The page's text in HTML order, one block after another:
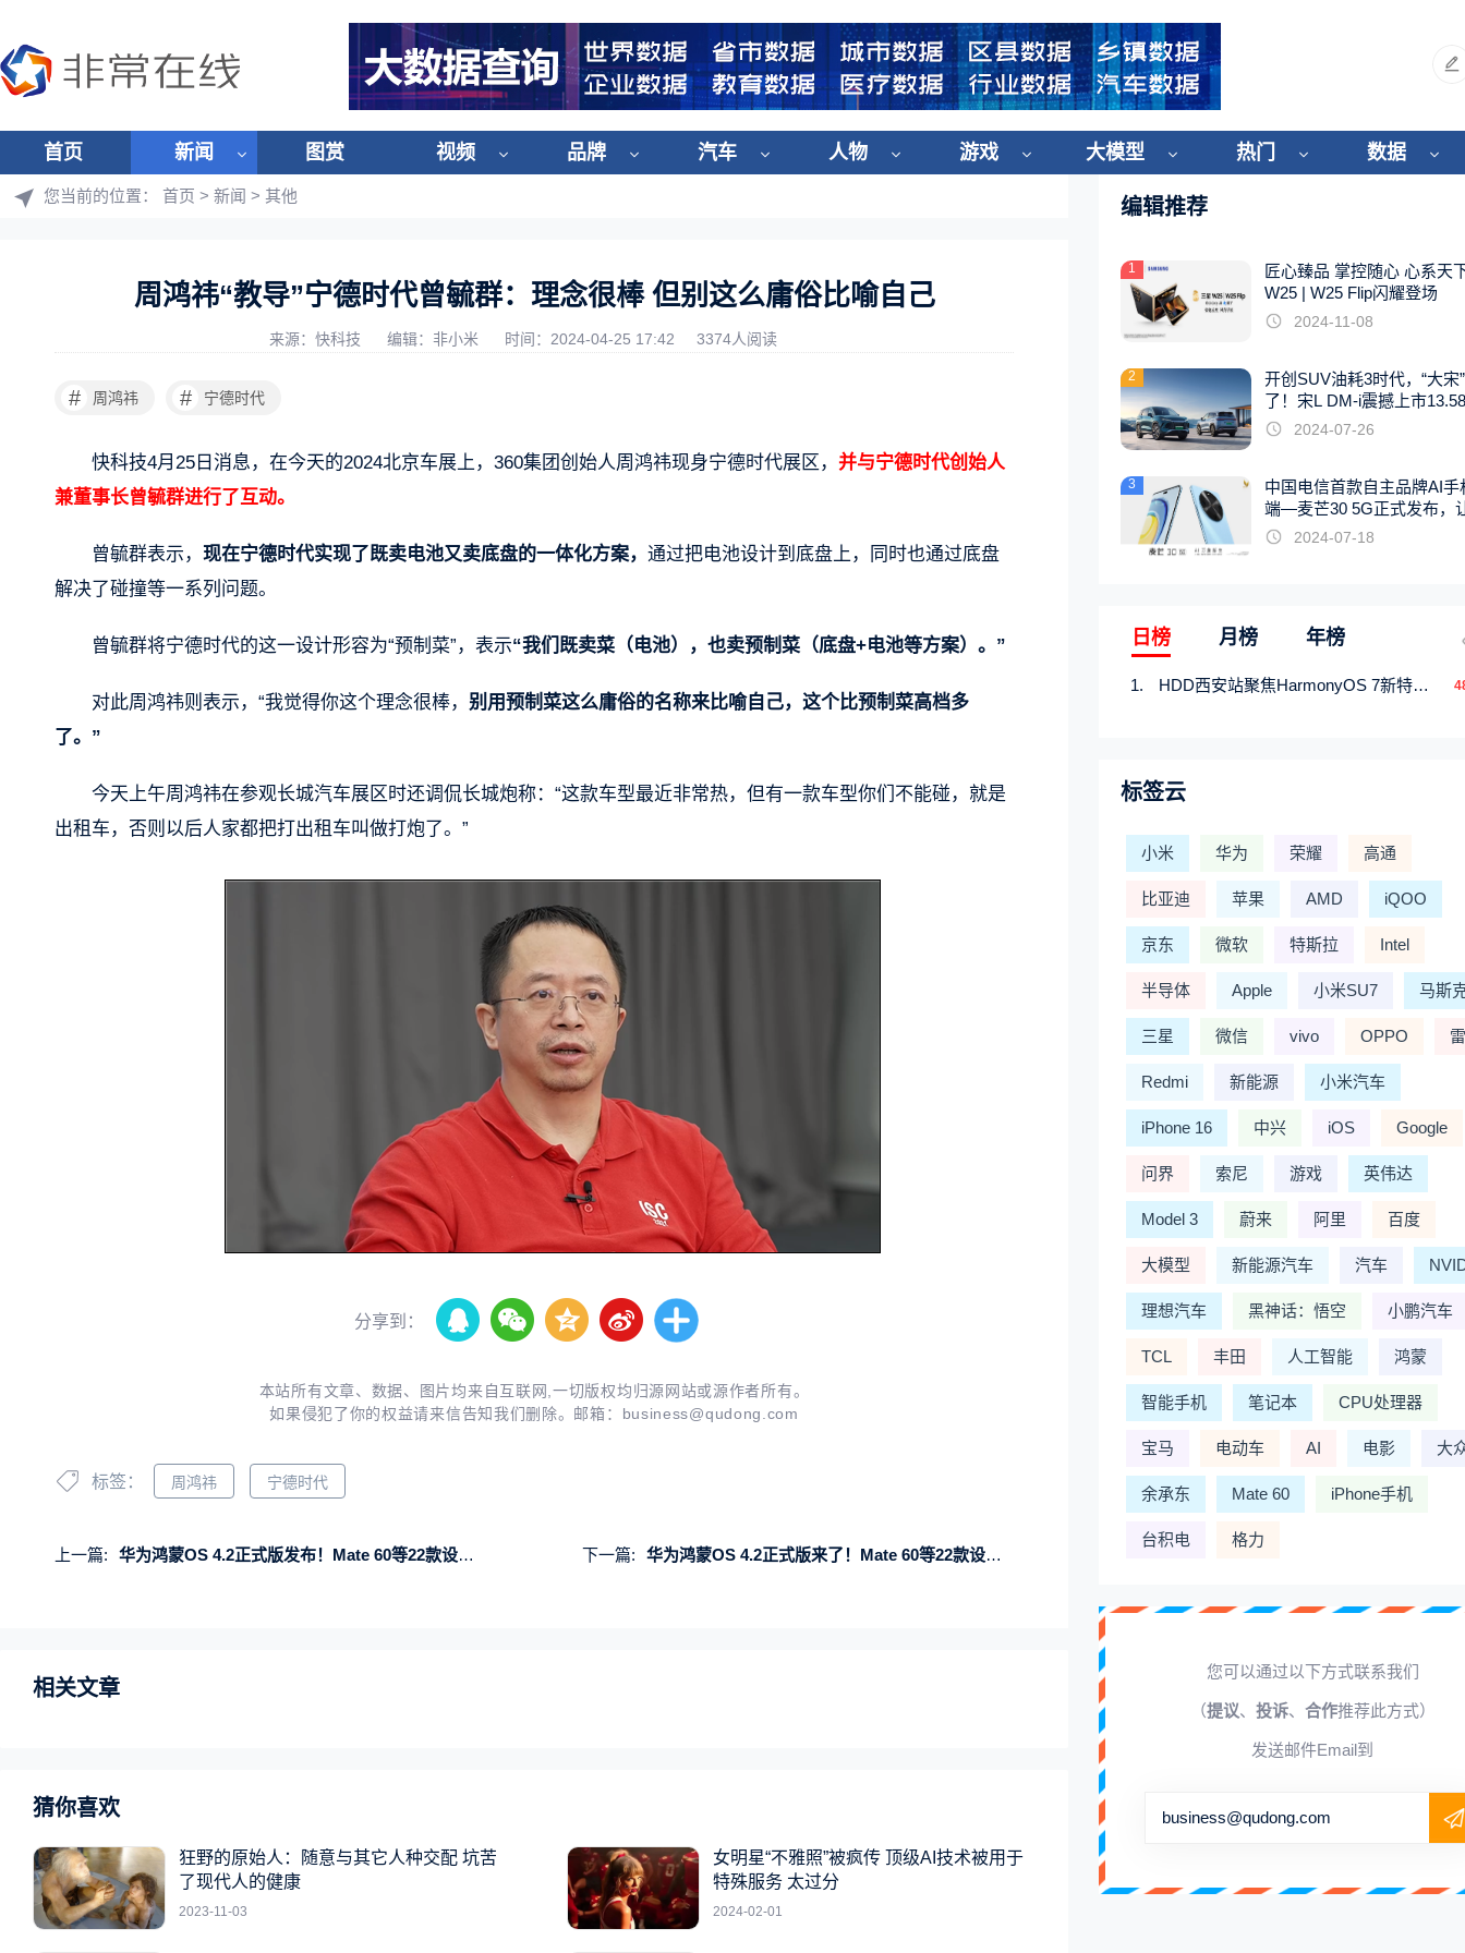
首页 新闻 图赏 视频 品牌 汽车 人物 游戏 大模型 热门 数据
您当前的位置： 首页 > 新闻 > 其他
周鸿祎“教导”宁德时代曾毓群：理念很棒 但别这么庸俗比喻自己
来源：快科技 编辑：非小米 时间：2024-04-25 17:42 3374人阅读
# 周鸿祎 # 宁德时代
快科技4月25日消息，在今天的2024北京车展上，360集团创始人周鸿祎现身宁德时代展区， 并与宁德时代创始人
兼董事长曾毓群进行了互动。
曾毓群表示， 现在宁德时代实现了既卖电池又卖底盘的一体化方案， 通过把电池设计到底盘上，同时也通过底盘
解决了碰撞等一系列问题。
曾毓群将宁德时代的这一设计形容为“预制菜”，表示“我们既卖菜（电池），也卖预制菜（底盘+电池等方案）。”
对此周鸿祎则表示，“我觉得你这个理念很棒， 别用预制菜这么庸俗的名称来比喻自己，这个比预制菜高档多
了。”
今天上午周鸿祎在参观长城汽车展区时还调侃长城炮称：“这款车型最近非常热，但有一款车型你们不能碰，就是
出租车，否则以后人家都把打出租车叫做打炮了。”
分享到：
本站所有文章、数据、图片均来自互联网,一切版权均归源网站或源作者所有。
如果侵犯了你的权益请来信告知我们删除。邮箱： business@qudong.com
标签： 周鸿祎 宁德时代
上一篇: 华为鸿蒙OS 4.2正式版发布！Mate 60等22款设备今起升级 下一篇: 华为鸿蒙OS 4.2正式版来了！Mate 60等22款设备今起升级
相关文章
猜你喜欢
狂野的原始人：随意与其它人种交配 坑苦
了现代人的健康
2023-11-03
女明星“不雅照”被疯传 顶级AI技术被用于
特殊服务 太过分
2024-02-01
编辑推荐
1
匠心臻品 掌控随心 心系天
W25 | W25 Flip闪耀登场
2024-11-08
2
开创SUV油耗3时代，“大宋
了！宋L DM-i震撼上市
起
2024-07-26
3
中国电信首款自主品牌AI手
端—麦芒30 5G正式发布，
触手可及2024-07-18
日榜 月榜 年榜
HDD西安站聚焦HarmonyOS 7新特性，解锁从互联到智能的应用开发新范式
标签云
小米 华为 荣耀 高通
比亚迪 苹果 AMD iQOO
京东 微软 特斯拉 Intel
半导体 Apple 小米SU7 马斯
三星 微信 vivo OPPO
Redmi 新能源 小米汽车
iPhone 16 中兴 iOS Google
问界 索尼 游戏 英伟达
Model 3 蔚来 阿里 百度
大模型 新能源汽车 汽车
理想汽车 黑神话：悟空 小鹏汽车
TCL 丰田 人工智能 鸿蒙
智能手机 笔记本 CPU处理器
宝马 电动车 AI 电影 大
余承东 Mate 60 iPhone手机
台积电 格力
您可以通过以下方式联系我们
（提议、 投诉、 合作推荐此方式）
发送邮件Email到
business@qudong.com